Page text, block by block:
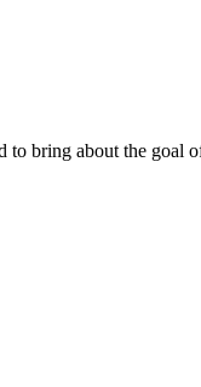
to bring about the goal